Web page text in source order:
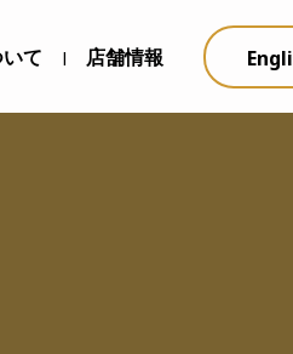
て | 店舗情報